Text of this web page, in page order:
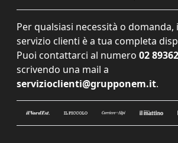
Per qualsiasi necessità o
servizio clienti è a tua completa
Puoi contattarci al numero 02
scrivendo una mail a
servizioclienti@grupponem.it.